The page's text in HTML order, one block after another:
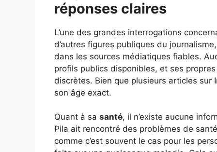
réponses claires
L’une des grandes interrogations
d’autres figures publiques du
dans les sources médiatiques fiables.
profils publics disponibles, et ses
discrètes. Bien que plusieurs articles
son âge exact.
Quant à sa santé, il n’existe aucune
Pila ait rencontré des problèmes de
comme c’est souvent le cas pour les